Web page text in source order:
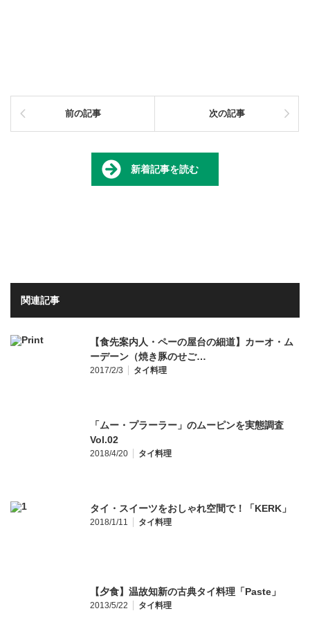
前の記事 次の記事
新着記事を読む
関連記事
【食先案内人・ペーの屋台の細道】カーオ・ム
ーデーン（焼き豚のせご…
2017/2/3 タイ料理
「ムー・プラーラー」のムーピンを実態調査
Vol.02
2018/4/20 タイ料理
タイ・スイーツをおしゃれ空間で！「KERK」
2018/1/11 タイ料理
【夕食】温故知新の古典タイ料理「Paste」
2013/5/22 タイ料理